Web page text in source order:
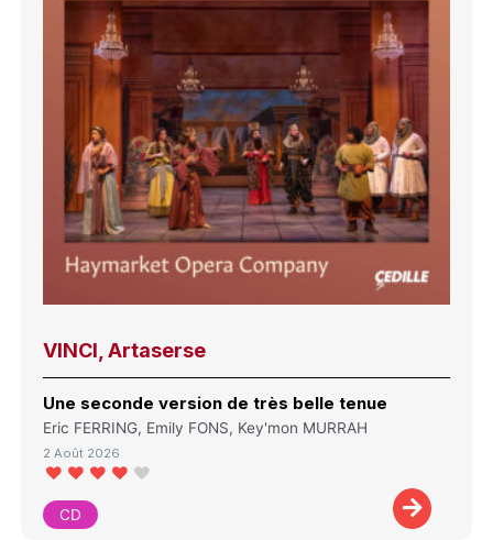
VINCI, Artaserse
Une seconde version de très belle tenue
Eric FERRING, Emily FONS, Key'mon MURRAH
2 Août 2026
CD